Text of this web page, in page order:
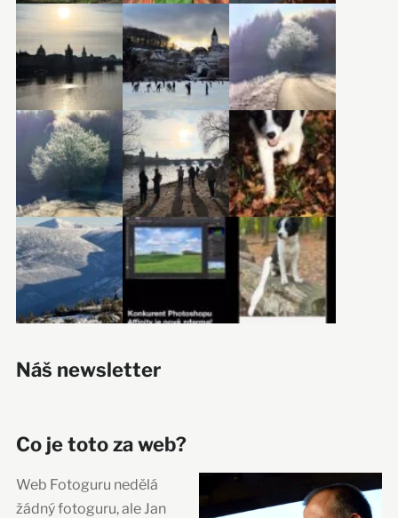
Náš newsletter
Co je toto za web?
Web Fotoguru nedělá
žádný fotoguru, ale Jan